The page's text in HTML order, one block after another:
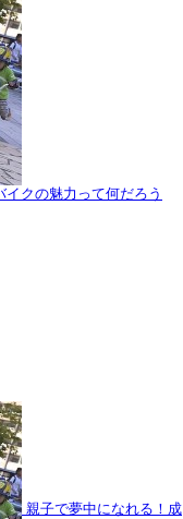
クの魅力って何だろう
親子で夢中になれる！成